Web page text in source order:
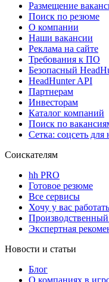
Размещение
Поиск по резюме
О компании
Наши вакансии
Реклама на сайте
Требования к ПО
Безопасный
HeadHunter API
Партнерам
Инвесторам
Каталог компаний
Поиск по
Сетка: соцсеть для
Соискателям
hh PRO
Готовое резюме
Все сервисы
Хочу у вас работать
Производственный
Экспертная
Новости и статьи
Блог
О компаниях в